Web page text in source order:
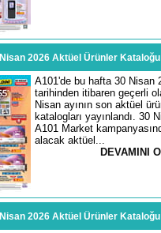
2026 Aktüel Ürünler Kataloğu
A101'de bu hafta 30 Nisan
tarihinden itibaren geçerli
Nisan ayının son aktüel
katalogları yayınlandı. 30
A101 Market
alacak aktüel...
DEVAMINI
2026 Aktüel Ürünler Kataloğu